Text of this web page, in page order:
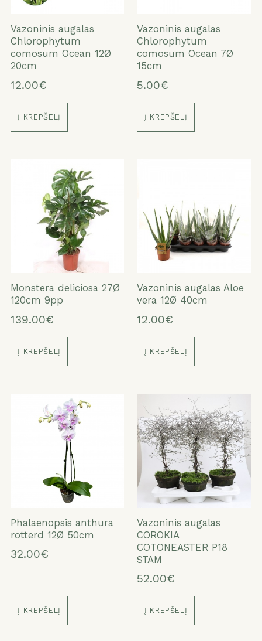
Vazoninis augalas
Chlorophytum
comosum Ocean 12Ø
20cm
12.00€
Į KREPŠELĮ
Vazoninis augalas
Chlorophytum
comosum Ocean 7Ø
15cm
5.00€
Į KREPŠELĮ
Monstera deliciosa 27Ø
120cm 9pp
139.00€
Į KREPŠELĮ
Vazoninis augalas Aloe
vera 12Ø 40cm
12.00€
Į KREPŠELĮ
Phalaenopsis anthura
rotterd 12Ø 50cm
32.00€
Į KREPŠELĮ
Vazoninis augalas
COROKIA
COTONEASTER P18
STAM
52.00€
Į KREPŠELĮ